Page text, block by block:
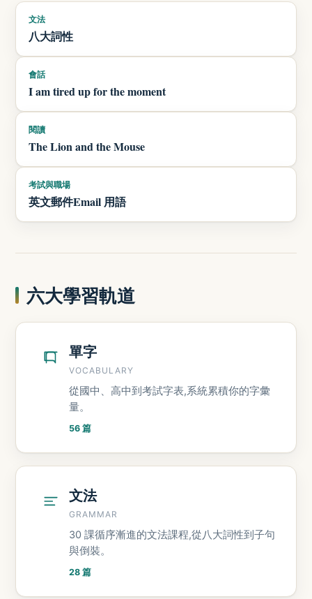
文法
八大詞性
會話
I am tired up for the moment
閱讀
The Lion and the Mouse
考試與職場
英文郵件Email 用語
六大學習軌道
單字
VOCABULARY
從國中、高中到考試字表,系統累積你的字彙
量。
56 篇
文法
GRAMMAR
30 課循序漸進的文法課程,從八大詞性到子句
與倒裝。
28 篇